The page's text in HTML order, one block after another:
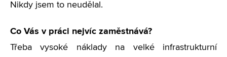
Nikdy jsem to neudělal.
Co Vás v práci nejvíc zaměstnává?
Třeba vysoké náklady na velké infrastrukturní